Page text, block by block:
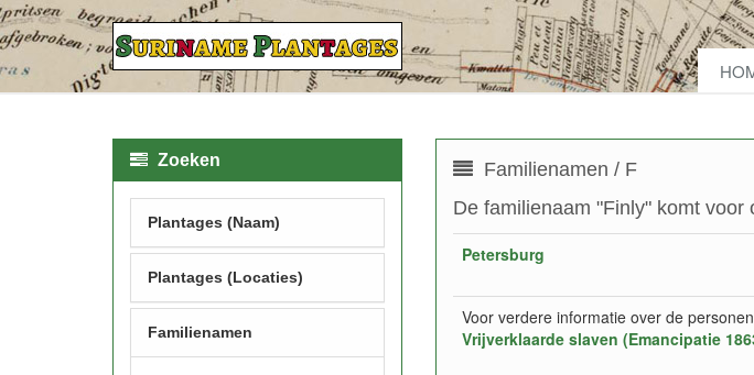
Familienamen / F
De familienaam "Finly" komt voor
Petersburg
Voor verdere informatie over de
Vrijverklaarde slaven (Emancipatie
Zoeken
Plantages (Naam)
Plantages (Locaties)
Familienamen